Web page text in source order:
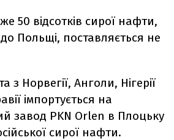
50 відсотків сирої нафти,
Польщі, поставляється не
з Норвегії, Анголи, Нігерії
імпортується на
завод PKN Orlen в Плоцьку
сирої нафти.